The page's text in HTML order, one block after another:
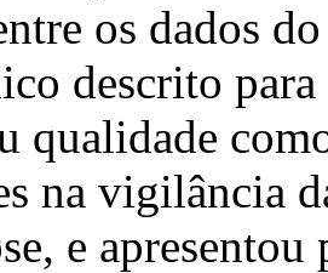
os dados
descrito
qualidade
na vigilância
e